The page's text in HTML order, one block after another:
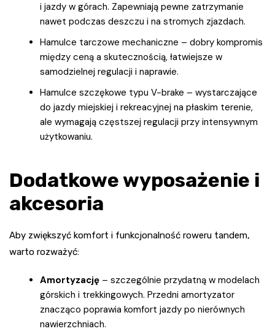
i jazdy w górach. Zapewniają pewne zatrzymanie
nawet podczas deszczu i na stromych zjazdach.
Hamulce tarczowe mechaniczne – dobry kompromis
między ceną a skutecznością, łatwiejsze w
samodzielnej regulacji i naprawie.
Hamulce szczękowe typu V-brake – wystarczające
do jazdy miejskiej i rekreacyjnej na płaskim terenie,
ale wymagają częstszej regulacji przy intensywnym
użytkowaniu.
Dodatkowe wyposażenie i
akcesoria
Aby zwiększyć komfort i funkcjonalność roweru tandem,
warto rozważyć:
Amortyzację – szczególnie przydatną w modelach
górskich i trekkingowych. Przedni amortyzator
znacząco poprawia komfort jazdy po nierównych
nawierzchniach.